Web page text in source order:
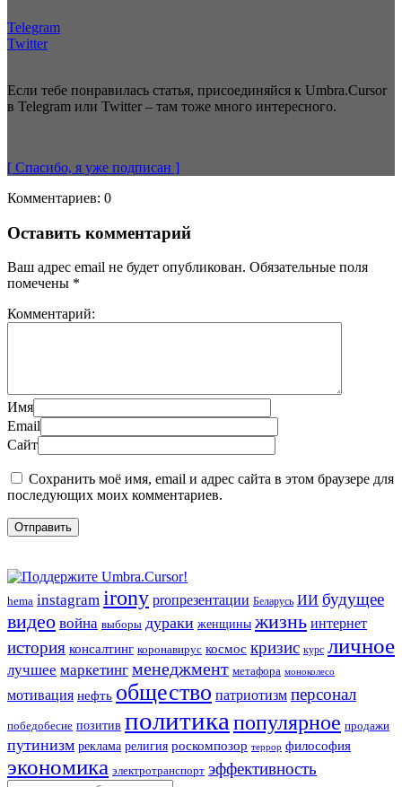
Telegram
Twitter
Если тебе понравилась статья, присоединяйся к Umbra.Cursor
в Telegram или Twitter – там тоже много интересного.
[ Спасибо, я уже подписан ]
Комментариев: 0
Оставить комментарий
Ваш адрес email не будет опубликован. Обязательные поля
помечены *
Комментарий:
Имя
Email
Сайт
Сохранить моё имя, email и адрес сайта в этом браузере для
последующих моих комментариев.
hema instagram irony proпрезентации Беларусь ИИ будущее
видео война выборы дураки женщины жизнь интернет
история консалтинг коронавирус космос кризис курс личное
лучшее маркетинг менеджмент метафора моноколесо
мотивация нефть общество патриотизм персонал
победобесие позитив политика популярное продажи
путинизм реклама религия роскомпозор террор философия
экономика электротранспорт эффективность